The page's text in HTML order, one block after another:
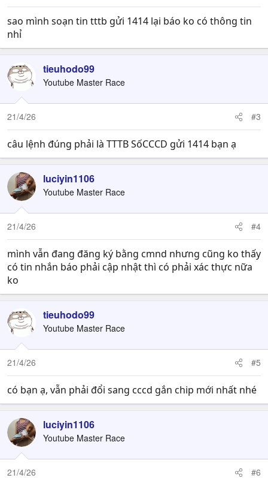
sao mình soạn tin tttb gửi 1414 lại báo ko có thông tin
nhỉ
tieuhodo99
Youtube Master Race
21/4/26 #3
câu lệnh đúng phải là TTTB SốCCCD gửi 1414 bạn ạ
luciyin1106
Youtube Master Race
21/4/26 #4
mình vẫn đang đăng ký bằng cmnd nhưng cũng ko thấy
có tin nhắn báo phải cập nhật thì có phải xác thực nữa
ko
tieuhodo99
Youtube Master Race
21/4/26 #5
có bạn ạ, vẫn phải đổi sang cccd gắn chip mới nhất nhé
luciyin1106
Youtube Master Race
21/4/26 #6